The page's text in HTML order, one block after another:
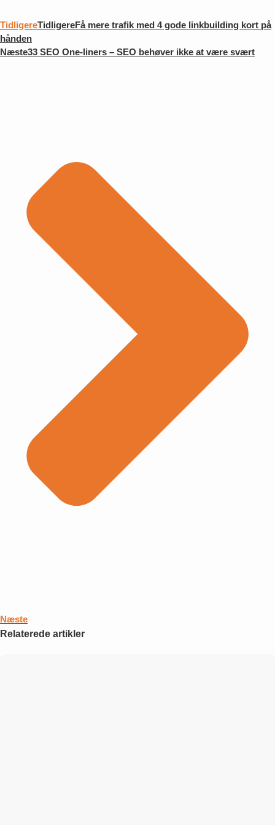
TidligereTidligereFå mere trafik med 4 gode linkbuilding kort på
hånden
Næste33 SEO One-liners – SEO behøver ikke at være svært
Næste
Relaterede artikler